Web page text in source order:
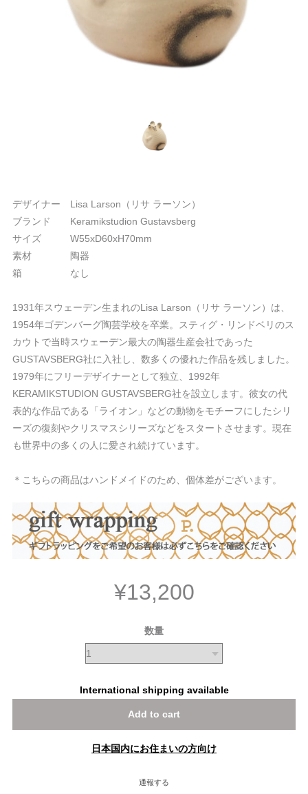
デザイナー Lisa Larson（リサ ラーソン）
ブランド Keramikstudion Gustavsberg
サイズ W55xD60xH70mm
素材 陶器
箱 なし
1931年スウェーデン生まれのLisa Larson（リサ ラーソン）は、
1954年ゴデンバーグ陶芸学校を卒業。スティグ・リンドベリのス
カウトで当時スウェーデン最大の陶器生産会社であった
GUSTAVSBERG社に入社し、数多くの優れた作品を残しました。
1979年にフリーデザイナーとして独立、1992年
KERAMIKSTUDION GUSTAVSBERG社を設立します。彼女の代
表的な作品である「ライオン」などの動物をモチーフにしたシリ
ーズの復刻やクリスマスシリーズなどをスタートさせます。現在
も世界中の多くの人に愛され続けています。
＊こちらの商品はハンドメイドのため、個体差がございます。
¥13,200
数量
International shipping available
Add to cart
日本国内にお住まいの方向け
通報する